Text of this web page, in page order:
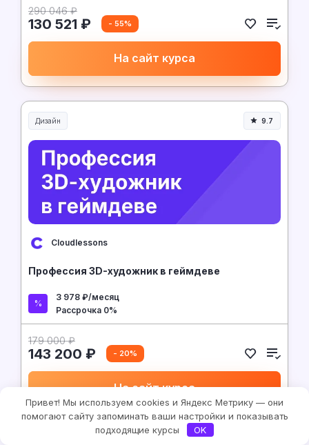
290 046 ₽
130 521 ₽ - 55%
На сайт курса
Дизайн 9.7
Cloudlessons
Профессия 3D-художник в геймдеве
3 978 ₽/месяц
Рассрочка 0%
179 000 ₽
143 200 ₽ - 20%
На сайт курса
Привет! Мы используем cookies и Яндекс Метрику — они
помогают сайту запоминать ваши настройки и показывать
подходящие курсы
OK